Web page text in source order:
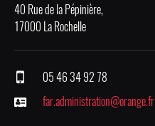
40 Rue de la Pépinière,
17000 La Rochelle
05 46 34 92 78
far.administration@orange.fr